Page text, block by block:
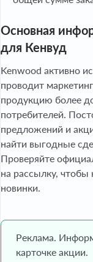
Основная
для Кенвуд
Kenwood активно
проводит
продукцию более
потребителей.
предложений и
найти выгодные
Проверяйте
на рассылку,
новинки.
Реклама.
карточке акции.